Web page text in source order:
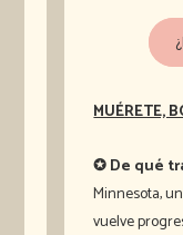
MUÉRETE,
✪ De qué
Minnesota,
vuelve